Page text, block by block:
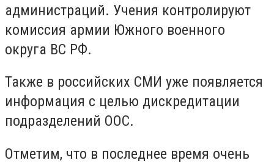
администраций. Учения контролируют
комиссия армии Южного военного
округа ВС РФ.
Также в российских СМИ уже появляется
информация с целью дискредитации
подразделений ООС.
Отметим, что в последнее время очень